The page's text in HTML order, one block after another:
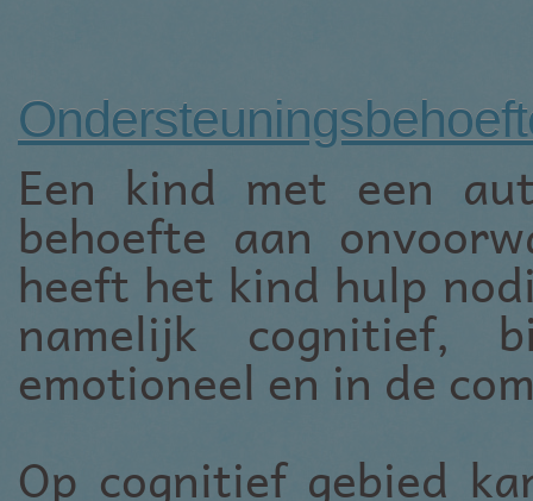
Een kind met een
behoefte aan
heeft het kind hulp
namelijk cognitief,
emotioneel en in de
Op cognitief gebied